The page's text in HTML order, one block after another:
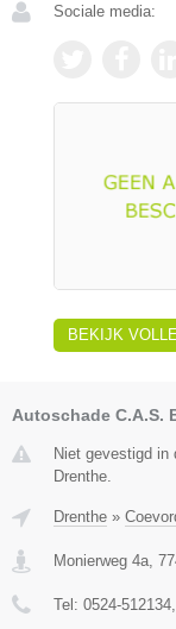
Sociale media:
BEKIJK
Autoschade C.A.S.
Niet gevestigd in
Drenthe.
Drenthe »
Monierweg 4a,
Tel: 0524-512134